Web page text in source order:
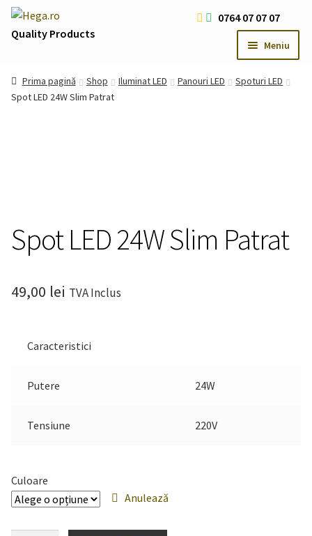
Sari
la
Sari
la
Quality Products
0764 07 07 07
Meniu
Cum platesc
copil
meniul
copil
Prima pagină Shop Iluminat LED Panouri LED
Spoturi LED
Spot LED 24W Slim Patrat
Spot LED 24W Slim Patrat
49,00 lei TVA Inclus
Caracteristici
Putere 24W
Tensiune 220V
Culoare
Anulează